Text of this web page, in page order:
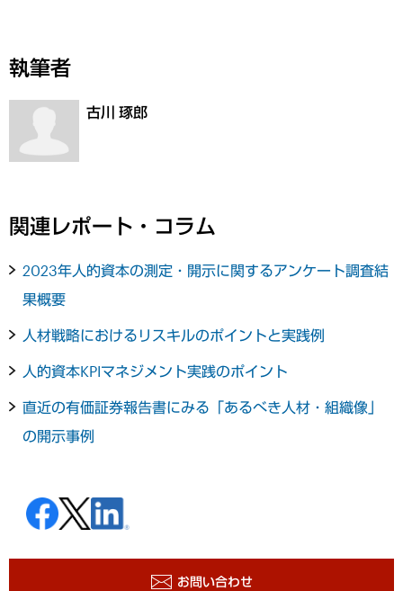
執筆者
古川 琢郎
関連レポート・コラム
2023年人的資本の測定・開示に関するアンケート調査結
果概要
人材戦略におけるリスキルのポイントと実践例
人的資本KPIマネジメント実践のポイント
直近の有価証券報告書にみる「あるべき人材・組織像」
の開示事例
お問い合わせ